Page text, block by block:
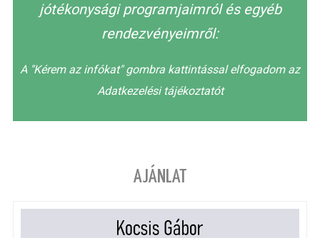
jótékonysági programjaimról és egyéb
rendezvényeimről:
A "Kérem az infókat" gombra kattintással elfogadom az
Adatkezelési tájékoztatót
AJÁNLAT